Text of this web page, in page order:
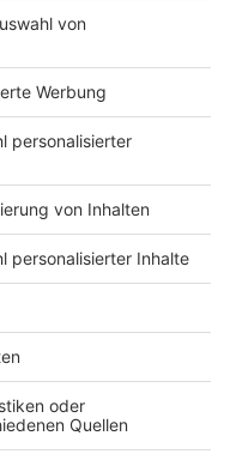
Respekt
die täglich
Zahlen des
Appell an
gegen diese